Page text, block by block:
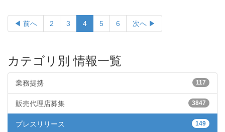
◀ 前へ 2 3 4 5 6 次へ ▶
カテゴリ別 情報一覧
117
業務提携
3847
販売代理店募集
149
プレスリリース